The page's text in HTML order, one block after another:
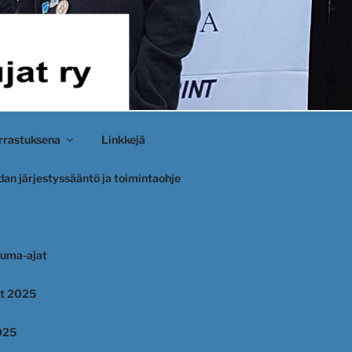
Linkkejä
järjestyssääntö ja toimintaohje
ajat
2025